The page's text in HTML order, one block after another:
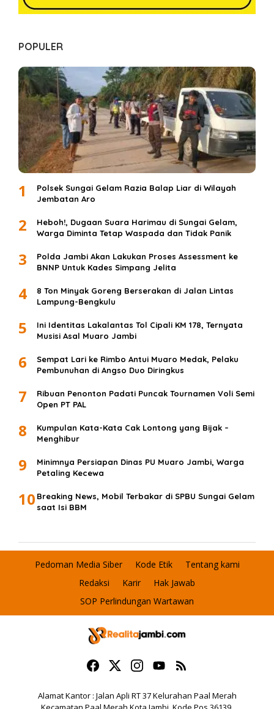
POPULER
1
Polsek Sungai Gelam Razia Balap Liar di Wilayah
Jembatan Aro
2
Heboh!, Dugaan Suara Harimau di Sungai Gelam,
Warga Diminta Tetap Waspada dan Tidak Panik
3
Polda Jambi Akan Lakukan Proses Assessment ke
BNNP Untuk Kades Simpang Jelita
4
8 Ton Minyak Goreng Berserakan di Jalan Lintas
Lampung-Bengkulu
5
Ini Identitas Lakalantas Tol Cipali KM 178, Ternyata
Musisi Asal Muaro Jambi
6
Sempat Lari ke Rimbo Antui Muaro Medak, Pelaku
Pembunuhan di Angso Duo Diringkus
7
Ribuan Penonton Padati Puncak Tournamen Voli Semi
Open PT PAL
8
Kumpulan Kata-Kata Cak Lontong yang Bijak –
Menghibur
9
Minimnya Persiapan Dinas PU Muaro Jambi, Warga
Petaling Kecewa
10 Breaking News, Mobil Terbakar di SPBU Sungai Gelam
saat Isi BBM
Pedoman Media Siber Kode Etik
Tentang kami
Redaksi
Karir
Hak Jawab
SOP Perlindungan Wartawan
Alamat Kantor : Jalan Apli RT 37 Kelurahan Paal Merah